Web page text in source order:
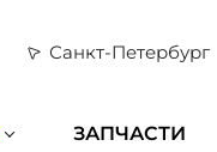
Санкт-Петербург
ЗАПЧАСТИ